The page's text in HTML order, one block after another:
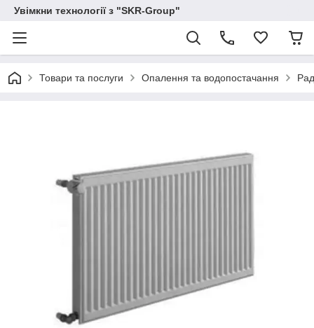
Увімкни технології з "SKR-Group"
Товари та послуги Опалення та водопостачання